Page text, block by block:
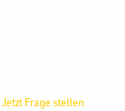
Jetzt Frage stellen